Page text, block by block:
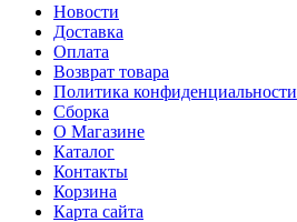
Новости
Доставка
Оплата
Возврат товара
Политика конфиденциальности
Сборка
О Магазине
Каталог
Контакты
Корзина
Карта сайта